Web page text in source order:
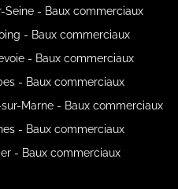
Seine - Baux commerciaux
- Baux commerciaux
- Baux commerciaux
- Baux commerciaux
Marne - Baux commerciaux
- Baux commerciaux
- Baux commerciaux